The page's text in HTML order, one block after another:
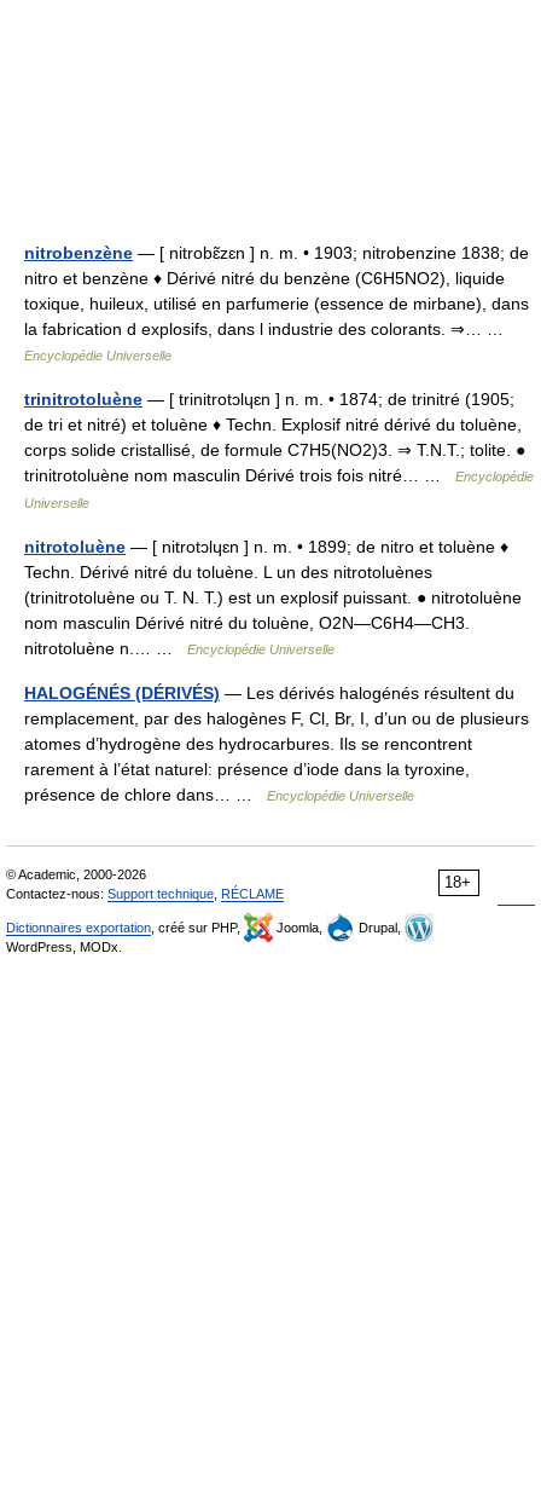
nitrobenzène — [ nitrobɛ̃zɛn ] n. m. • 1903; nitrobenzine 1838; de
nitro et benzène ♦ Dérivé nitré du benzène (C6H5NO2), liquide
toxique, huileux, utilisé en parfumerie (essence de mirbane), dans
la fabrication d explosifs, dans l industrie des colorants. ⇒… …
Encyclopédie Universelle
trinitrotoluène — [ trinitrotɔlɥɛn ] n. m. • 1874; de trinitré (1905;
de tri et nitré) et toluène ♦ Techn. Explosif nitré dérivé du toluène,
corps solide cristallisé, de formule C7H5(NO2)3. ⇒ T.N.T.; tolite. ●
trinitrotoluène nom masculin Dérivé trois fois nitré… …
Encyclopédie
Universelle
nitrotoluène — [ nitrotɔlɥɛn ] n. m. • 1899; de nitro et toluène ♦
Techn. Dérivé nitré du toluène. L un des nitrotoluènes
(trinitrotoluène ou T. N. T.) est un explosif puissant. ● nitrotoluène
nom masculin Dérivé nitré du toluène, O2N―C6H4―CH3.
nitrotoluène n.… …
Encyclopédie Universelle
HALOGÉNÉS (DÉRIVÉS) — Les dérivés halogénés résultent du
remplacement, par des halogènes F, Cl, Br, I, d’un ou de plusieurs
atomes d’hydrogène des hydrocarbures. Ils se rencontrent
rarement à l’état naturel: présence d’iode dans la tyroxine,
présence de chlore dans… …
Encyclopédie Universelle
18+
© Academic, 2000-2026
Contactez-nous: Support technique RÉCLAME
Dictionnaires exportation , créé sur PHP, Joomla,
Drupal,
WordPress, MODx.